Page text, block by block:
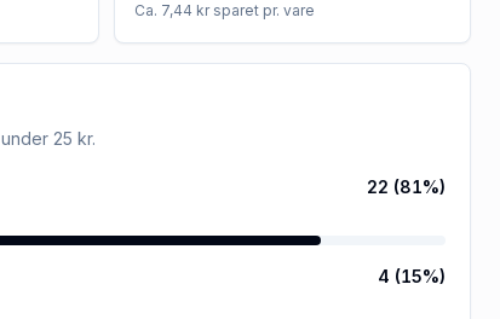
Ca. 7,44 kr sparet pr. vare
under 25 kr.
22 (81%)
4 (15%)